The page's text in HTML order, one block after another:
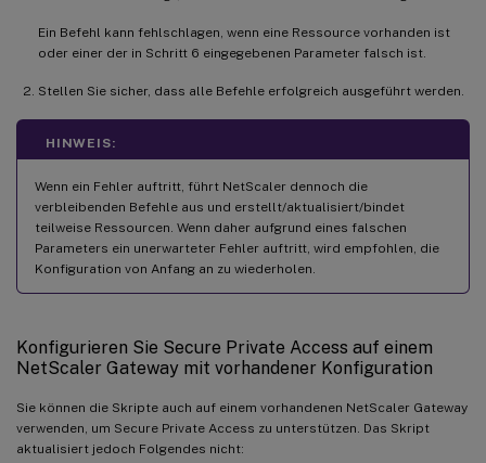
Ein Befehl kann fehlschlagen, wenn eine Ressource vorhanden ist
oder einer der in Schritt 6 eingegebenen Parameter falsch ist.
Stellen Sie sicher, dass alle Befehle erfolgreich ausgeführt werden.
HINWEIS:
Wenn ein Fehler auftritt, führt NetScaler dennoch die
verbleibenden Befehle aus und erstellt/aktualisiert/bindet
teilweise Ressourcen. Wenn daher aufgrund eines falschen
Parameters ein unerwarteter Fehler auftritt, wird empfohlen, die
Konfiguration von Anfang an zu wiederholen.
Konfigurieren Sie Secure Private Access auf einem
NetScaler Gateway mit vorhandener Konfiguration
Sie können die Skripte auch auf einem vorhandenen NetScaler Gateway
verwenden, um Secure Private Access zu unterstützen. Das Skript
aktualisiert jedoch Folgendes nicht: